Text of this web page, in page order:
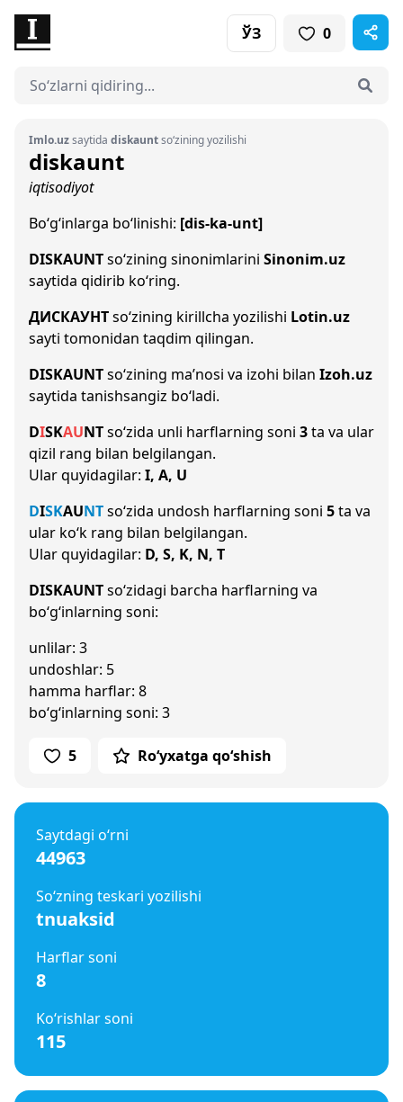
ЎЗ 0
Imlo.uzsaytida diskauntso‘zining yozilishi
diskaunt
iqtisodiyot
Bo‘g‘inlarga bo‘linishi: [dis-ka-unt]
DISKAUNTso‘zining sinonimlarini Sinonim.uz
saytida qidirib ko‘ring.
ДИСКАУНТso‘zining kirillcha yozilishi Lotin.uz
sayti tomonidan taqdim qilingan.
DISKAUNTso‘zining ma’nosi va izohi bilan Izoh.uz
saytida tanishsangiz bo‘ladi.
DISKAUNTso‘zida unli harflarning soni 3ta va ular
qizil rang bilan belgilangan.
Ular quyidagilar: I, A, U
DISKAUNTso‘zida undosh harflarning soni 5ta va
ular ko‘k rang bilan belgilangan.
Ular quyidagilar: D, S, K, N, T
DISKAUNTso‘zidagi barcha harflarning va
bo‘g‘inlarning soni:
unlilar: 3
undoshlar: 5
hamma harflar: 8
bo‘g‘inlarning soni: 3
5 Ro‘yxatga qo‘shish
Saytdagi o‘rni
44963
So‘zning teskari yozilishi
tnuaksid
Harflar soni
8
Ko‘rishlar soni
115